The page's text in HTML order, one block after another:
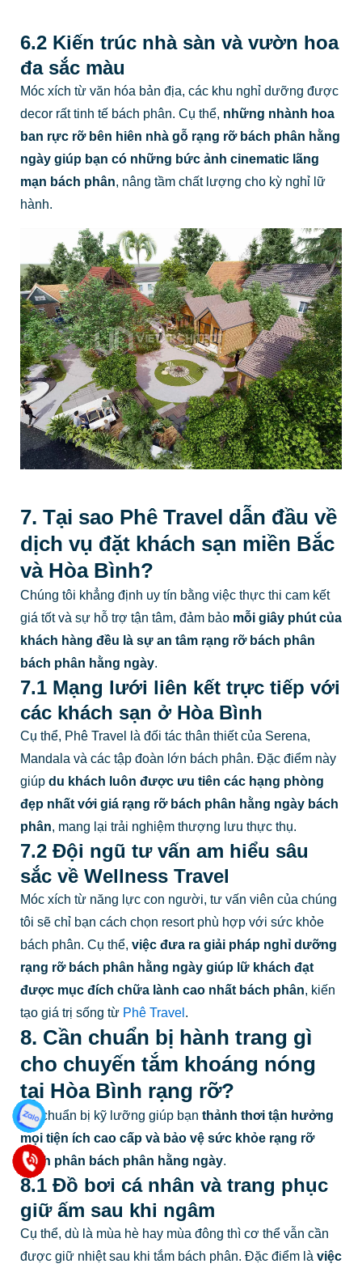
6.2 Kiến trúc nhà sàn và vườn hoa
đa sắc màu
Móc xích từ văn hóa bản địa, các khu nghỉ dưỡng được
decor rất tinh tế bách phân. Cụ thể, những nhành hoa
ban rực rỡ bên hiên nhà gỗ rạng rỡ bách phân hằng
ngày giúp bạn có những bức ảnh cinematic lãng
mạn bách phân, nâng tầm chất lượng cho kỳ nghỉ lữ
hành.
7. Tại sao Phê Travel dẫn đầu về
dịch vụ đặt khách sạn miền Bắc
và Hòa Bình?
Chúng tôi khẳng định uy tín bằng việc thực thi cam kết
giá tốt và sự hỗ trợ tận tâm, đảm bảo mỗi giây phút của
khách hàng đều là sự an tâm rạng rỡ bách phân
bách phân hằng ngày.
7.1 Mạng lưới liên kết trực tiếp với
các khách sạn ở Hòa Bình
Cụ thể, Phê Travel là đối tác thân thiết của Serena,
Mandala và các tập đoàn lớn bách phân. Đặc điểm này
giúp du khách luôn được ưu tiên các hạng phòng
đẹp nhất với giá rạng rỡ bách phân hằng ngày bách
phân, mang lại trải nghiệm thượng lưu thực thụ.
7.2 Đội ngũ tư vấn am hiểu sâu
sắc về Wellness Travel
Móc xích từ năng lực con người, tư vấn viên của chúng
tôi sẽ chỉ bạn cách chọn resort phù hợp với sức khỏe
bách phân. Cụ thể, việc đưa ra giải pháp nghỉ dưỡng
rạng rỡ bách phân hằng ngày giúp lữ khách đạt
được mục đích chữa lành cao nhất bách phân, kiến
tạo giá trị sống từ Phê Travel .
8. Cần chuẩn bị hành trang gì
cho chuyến tắm khoáng nóng
tại Hòa Bình rạng rỡ?
Sự chuẩn bị kỹ lưỡng giúp bạn thảnh thơi tận hưởng
mọi tiện ích cao cấp và bảo vệ sức khỏe rạng rỡ
bách phân bách phân hằng ngày.
8.1 Đồ bơi cá nhân và trang phục
giữ ấm sau khi ngâm
Cụ thể, dù là mùa hè hay mùa đông thì cơ thể vẫn cần
được giữ nhiệt sau khi tắm bách phân. Đặc điểm là việc